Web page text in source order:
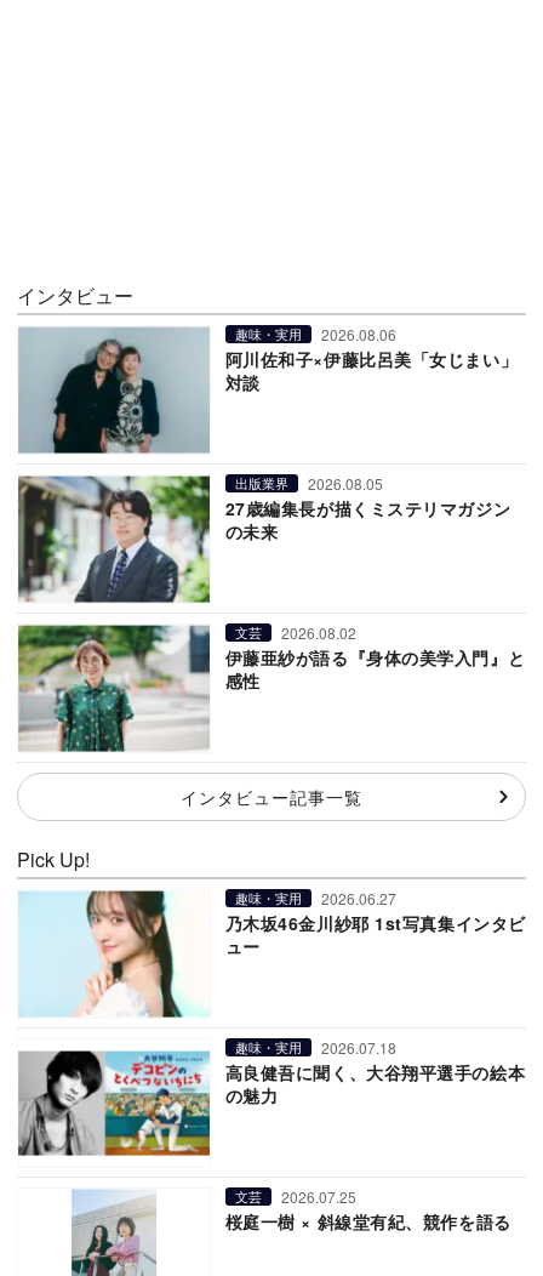
インタビュー
趣味・実用 2026.08.06
阿川佐和子×伊藤比呂美「女じまい」
対談
出版業界 2026.08.05
27歳編集長が描くミステリマガジン
の未来
文芸 2026.08.02
伊藤亜紗が語る『身体の美学入門』と
感性
インタビュー記事一覧
Pick Up!
趣味・実用 2026.06.27
乃木坂46金川紗耶 1st写真集インタビ
ュー
趣味・実用 2026.07.18
高良健吾に聞く、大谷翔平選手の絵本
の魅力
文芸 2026.07.25
桜庭一樹 × 斜線堂有紀、競作を語る